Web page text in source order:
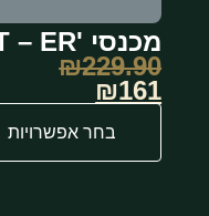
מכנסי 'SHORT – ER'
₪229.90
₪161
בחר אפשרויות